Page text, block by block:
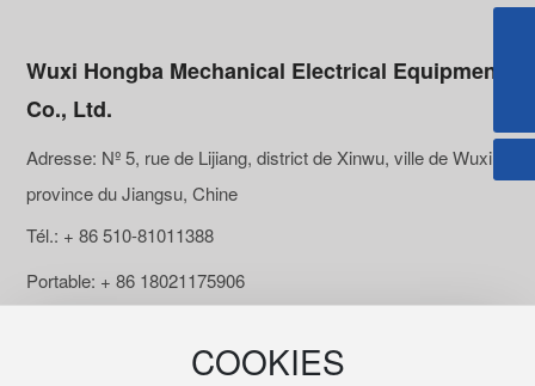
Wuxi Hongba Mechanical Electrical Equipment
Co., Ltd.
Adresse: Nº 5, rue de Lijiang, district de Xinwu, ville de Wuxi,
province du Jiangsu, Chine
Tél.: + 86 510-81011388
Portable: + 86 18021175906
E-mail: pr@wxhongba.comCOOKIES